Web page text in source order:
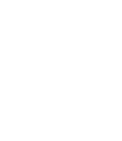
La nueva presidenta del
hace parada institucional